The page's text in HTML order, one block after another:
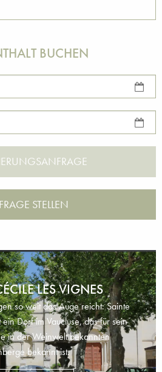
BUCHEN
STELLEN
LES VIGNES
so weit das Auge reicht: Sainte
Dorf im Vaucluse, das für sein
in der Weinwelt bekannten
bekannt ist.